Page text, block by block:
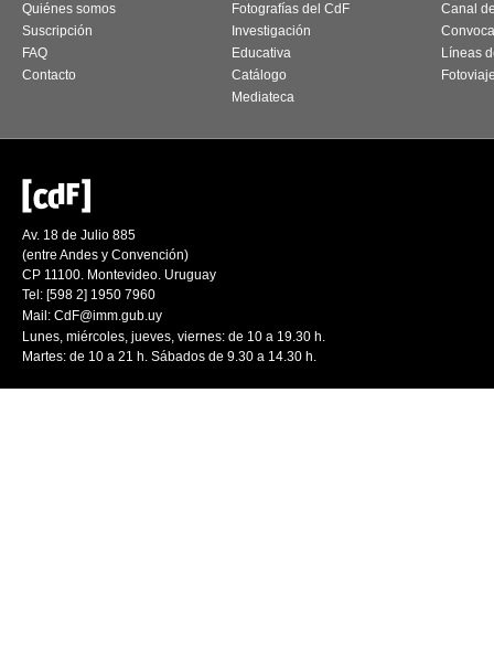
Quiénes somos
Suscripción
FAQ
Contacto
Fotografías del CdF
Investigación
Educativa
Catálogo
Mediateca
Canal
Líneas
Av. 18 de Julio 885
(entre Andes y Convención)
CP 11100. Montevideo. Uruguay
Tel: [598 2] 1950 7960
Mail: CdF@imm.gub.uy
Lunes, miércoles, jueves, viernes: de 10 a 19.30 h.
Martes: de 10 a 21 h. Sábados de 9.30 a 14.30 h.